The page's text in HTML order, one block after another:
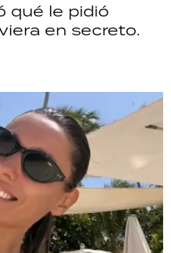
qué le pidió
en secreto.